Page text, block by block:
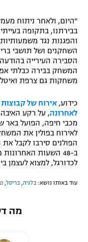
המגזין
"היום, ולאחר ניתוח
בבירתנו, בתקופה
והפגנות נגד
השחקנים ושל תושבי
הסבירה העירייה
המשחק בבירה כבלתי
משחקות גם צרפת
כידוע, אירוח של
לאחרונה, על רקע
מכבי חיפה, הפועל באר
לאירוח בפולין את
הפולנים סירבו לקבל
ב-48 השעות
לכדורגל, למצוא לעצמן
עוד באותו נושא: בלגיה בריסל
מה